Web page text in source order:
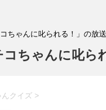
ちゃんに叱られる！」の放
コちゃんに叱ら
んクイズ >